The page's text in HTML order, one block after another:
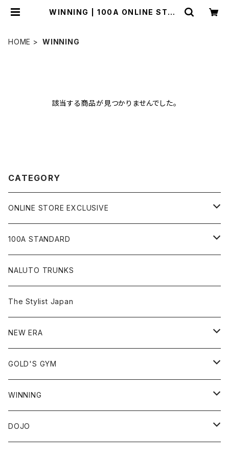
WINNING | 100A ONLINE STOR
HOME WINNING
該当する商品が見つかりませんでした。
CATEGORY
ONLINE STORE EXCLUSIVE
JIU-JITSU Gi ART EXHIBITION
SHOW UP!
100A STANDARD
キャップ
Tシャツ
ショートスリーブ
ロングスリーブ
シャツ
アウター
スウェット
フーディ
ジャージ
NALUTO TRUNKS
The Stylist Japan
NEW ERA
59FIFTY
9FIFTY
39THIRTY
GOLD'S GYM
Tシャツ
ショートスリーブ
スウェット
WINNING
ヘッドギア
DOJO